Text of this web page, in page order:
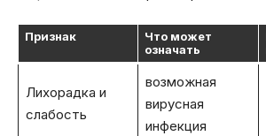
Признак
Что может
означать
Лихорадка и
слабость
возможная
вирусная
инфекция